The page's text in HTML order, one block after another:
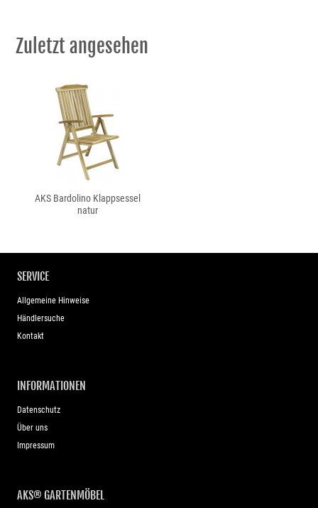
Zuletzt angesehen
AKS Bardolino Klappsessel
natur
SERVICE
Allgemeine Hinweise
Händlersuche
Kontakt
INFORMATIONEN
Datenschutz
Über uns
Impressum
AKS® GARTENMÖBEL